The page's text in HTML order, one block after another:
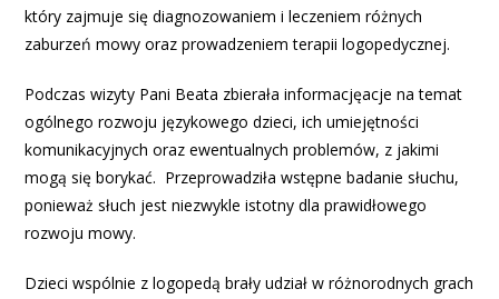
który zajmuje się diagnozowaniem i leczeniem różnych
zaburzeń mowy oraz prowadzeniem terapii logopedycznej.
Podczas wizyty Pani Beata zbierała informacjęacje na temat
ogólnego rozwoju językowego dzieci, ich umiejętności
komunikacyjnych oraz ewentualnych problemów, z jakimi
mogą się borykać. Przeprowadziła wstępne badanie słuchu,
ponieważ słuch jest niezwykle istotny dla prawidłowego
rozwoju mowy.
Dzieci wspólnie z logopedą brały udział w różnorodnych grach